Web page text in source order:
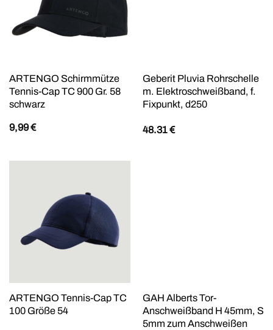
ARTENGO Schirmmütze
Tennis-Cap TC 900 Gr. 58
schwarz
9,99€
Geberit Pluvia Rohrschelle
m. Elektroschweißband, f.
Fixpunkt, d250
48.31€
ARTENGO Tennis-Cap TC
100 Größe 54
GAH Alberts Tor-
Anschweißband H 45mm, S
5mm zum Anschweißen